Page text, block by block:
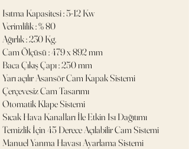
Isıtma Kapasitesi : 5-12 Kw
Verimlilik : % 80
Ağırlık : 230 Kg.
Cam Ölçüsü : 479 x 892 mm
Baca Çıkış Çapı : 250 mm
Yarı açılır Asansör Cam Kapak Sistemi
Çerçevesiz Cam Tasarımı
Otomatik Klape Sistemi
Sıcak Hava Kanalları İle Etkin Isı Dağıtımı
Temizlik İçin 45 Derece Açılabilir Cam Sistemi
Manuel Yanma Havası Ayarlama Sistemi